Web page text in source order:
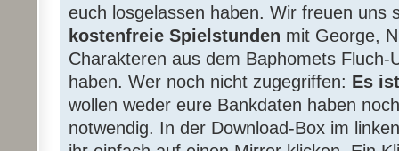
euch losgelassen haben. Wir freuen uns
kostenfreie Spielstunden mit George,
Charakteren aus dem Baphomets Fluch-
haben. Wer noch nicht zugegriffen: Es
wollen weder eure Bankdaten haben
notwendig. In der Download-Box im